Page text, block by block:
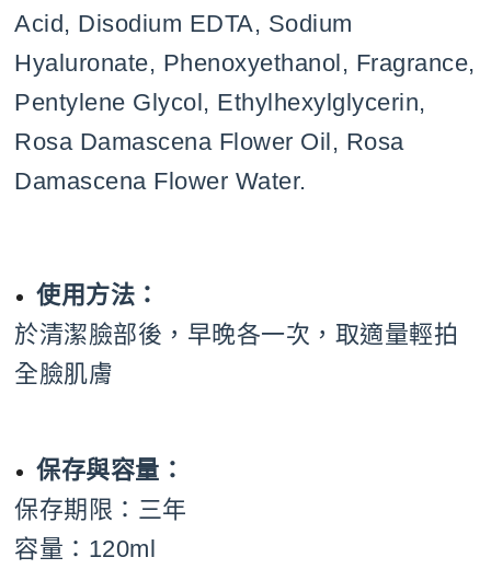
Acid, Disodium EDTA, Sodium
Hyaluronate, Phenoxyethanol, Fragrance,
Pentylene Glycol, Ethylhexylglycerin,
Rosa Damascena Flower Oil, Rosa
Damascena Flower Water.
使用方法：
於清潔臉部後，早晚各一次，取適量輕拍
全臉肌膚
保存與容量：
保存期限：三年
容量：120ml